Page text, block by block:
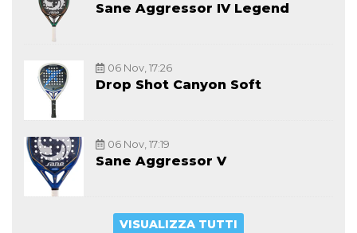
Sane Aggressor IV Legend
06 Nov, 17:26
Drop Shot Canyon Soft
06 Nov, 17:19
Sane Aggressor V
VISUALIZZA TUTTI